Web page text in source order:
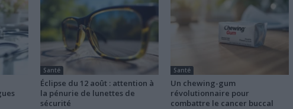
Santé
Éclipse du 12 août : attention à
la pénurie de lunettes de
sécurité
Santé
Un chewing-gum
révolutionnaire pour
combattre le cancer buccal